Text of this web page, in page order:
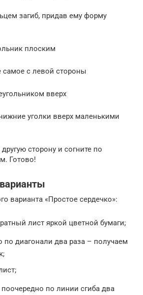
загиб, придав ему форму
плоским
самое с левой стороны
вверх
уголки вверх маленькими
сторону и согните по
Готово!
варианта «Простое сердечко»:
лист яркой цветной бумаги;
по диагонали два раза – получаем
по линии сгиба два